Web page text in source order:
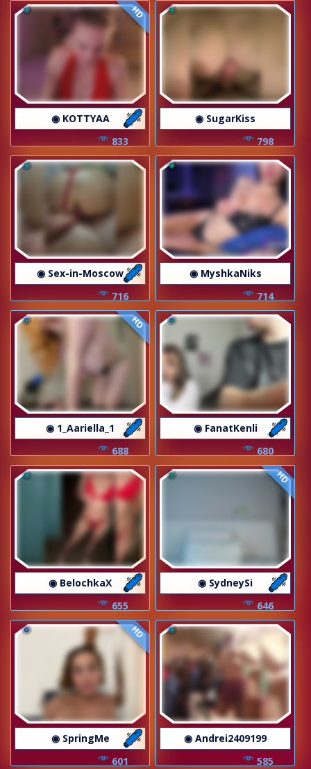
HD
◉ KOTTYAA
833
◉ SugarKiss
798
◉ Sex-in-Moscow
716
◉ MyshkaNiks
714
HD
◉ 1_Aariella_1
688
◉ FanatKenli
680
◉ BelochkaX
655
HD
◉ SydneySi
646
HD
◉ SpringMe
601
◉ Andrei2409199
585